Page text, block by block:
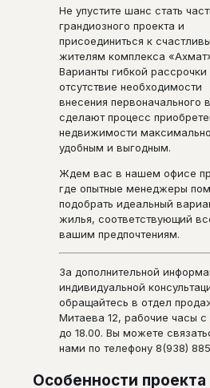
Не упустите шанс стать
грандиозного проекта и
присоединиться к
жителям комплекса
Варианты гибкой рассрочки
отсутствие необходимости
внесения первоначального
сделают процесс
недвижимости максимально
удобным и выгодным.
Ждем вас в нашем офисе
где опытные менеджеры
подобрать идеальный
жилья, соответствующий
вашим предпочтениям.
За дополнительной
индивидуальной
обращайтесь в отдел
Митаева 12, рабочие часы с
до 18.00. Вы можете
нами по телефону 8(938)
Особенности проекта